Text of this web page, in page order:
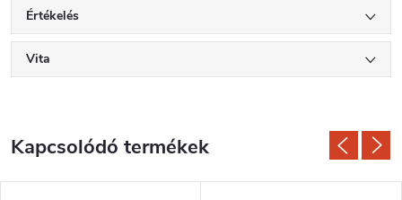
Értékelés
Vita
Kapcsolódó termékek